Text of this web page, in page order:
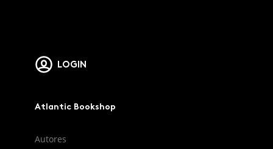
LOGIN
Atlantic Bookshop
Autores